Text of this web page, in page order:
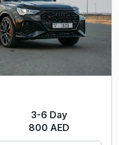
3-6 Day
800 AED